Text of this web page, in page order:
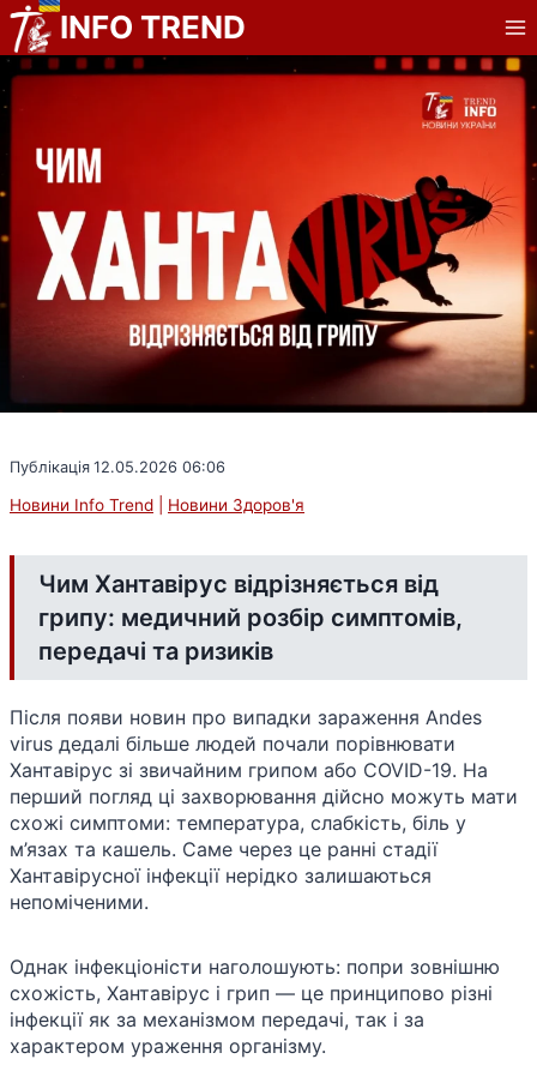
Перейти
до
вмісту
INFO TREND
Публікація 12.05.2026 06:06
Новини Info Trend Новини Здоров'я
Чим Хантавірус відрізняється від
грипу: медичний розбір симптомів,
передачі та ризиків
Після появи новин про випадки зараження Andes
virus дедалі більше людей почали порівнювати
Хантавірус зі звичайним грипом або COVID-19. На
перший погляд ці захворювання дійсно можуть мати
схожі симптоми: температура, слабкість, біль у
м’язах та кашель. Саме через це ранні стадії
Хантавірусної інфекції нерідко залишаються
непоміченими.
Однак інфекціоністи наголошують: попри зовнішню
схожість, Хантавірус і грип — це принципово різні
інфекції як за механізмом передачі, так і за
характером ураження організму.